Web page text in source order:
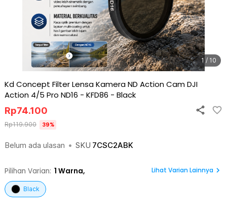
1 / 10
Kd Concept Filter Lensa Kamera ND Action Cam DJI
Action 4/5 Pro ND16 - KFD86 - Black
Belum ada ulasan • SKU 7CSC2ABK
Rp74.100
Rp119.900 39%
Pilihan Varian: 1 Warna, Lihat Varian Lainnya
Black